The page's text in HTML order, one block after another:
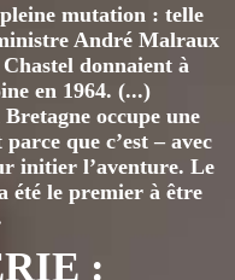
mutation : telle
André Malraux
donnaient à
en 1964. (...)
occupe une
que c’est – avec
initier l’aventure. Le
été le premier à être
: